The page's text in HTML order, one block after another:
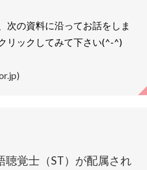
次の資料に沿ってお話をしま
リックしてみて下さい(^-^)
聴覚士（ST）が配属され